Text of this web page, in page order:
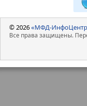
© 2026«МФД-
Все права защищены.